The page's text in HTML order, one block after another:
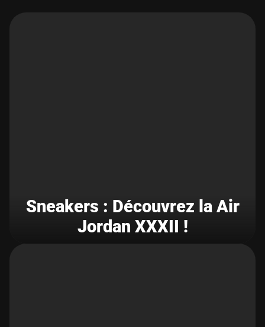
Sneakers : Découvrez la Air
Jordan XXXII !